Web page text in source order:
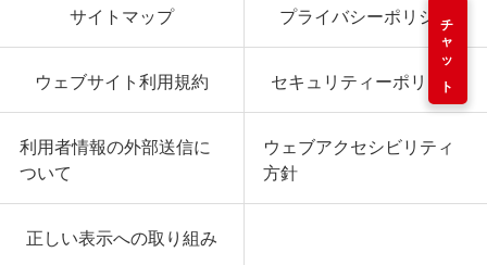
チャット
サイトマップ プライバシーポリシー
ウェブサイト利用規約 セキュリティーポリシー
利用者情報の外部送信に
ついて
ウェブアクセシビリティ
方針
正しい表示への取り組み